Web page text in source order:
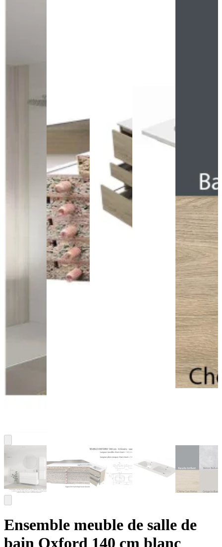
Ensemble meuble de salle de
bain Oxford 140 cm blanc